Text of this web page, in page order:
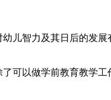
儿智力及其日后的发
可以做学前教育教学